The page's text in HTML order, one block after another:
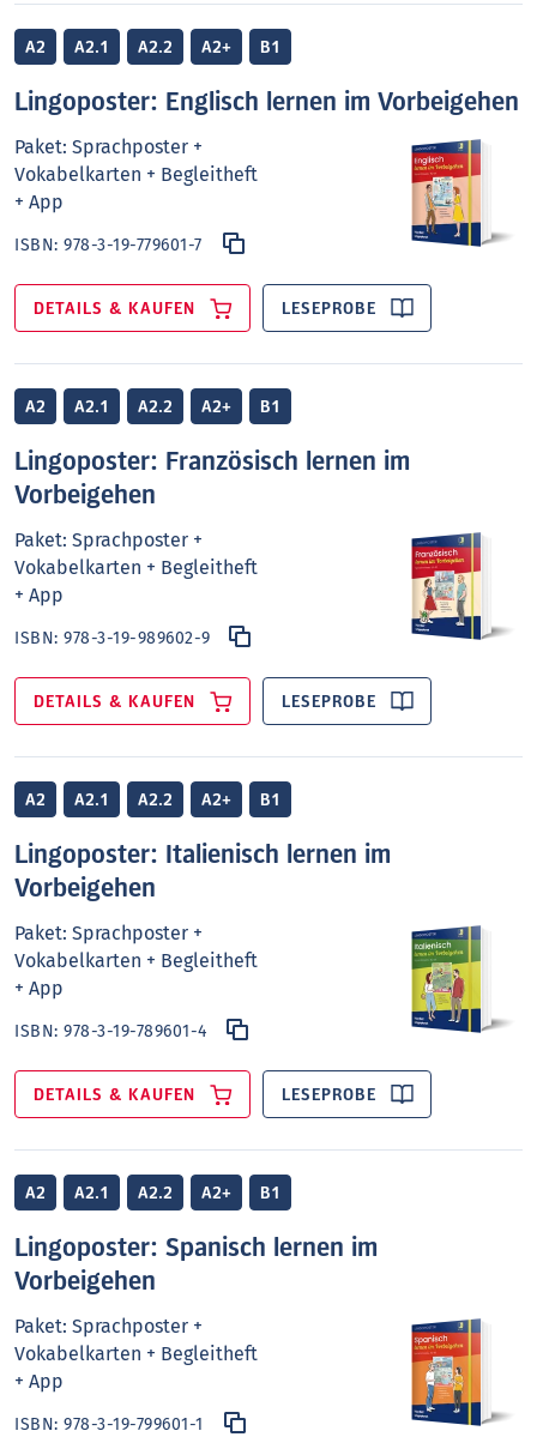
A2 A2.1 A2.2 A2+ B1
Lingoposter: Englisch lernen im Vorbeigehen
Paket: Sprachposter +
Vokabelkarten + Begleitheft
+ App
ISBN:978-3-19-779601-7
DETAILS & KAUFEN LESEPROBE
A2 A2.1 A2.2 A2+ B1
Lingoposter: Französisch lernen im
Vorbeigehen
Paket: Sprachposter +
Vokabelkarten + Begleitheft
+ App
ISBN:978-3-19-989602-9
DETAILS & KAUFEN LESEPROBE
A2 A2.1 A2.2 A2+ B1
Lingoposter: Italienisch lernen im
Vorbeigehen
Paket: Sprachposter +
Vokabelkarten + Begleitheft
+ App
ISBN:978-3-19-789601-4
DETAILS & KAUFEN LESEPROBE
A2 A2.1 A2.2 A2+ B1
Lingoposter: Spanisch lernen im
Vorbeigehen
Paket: Sprachposter +
Vokabelkarten + Begleitheft
+ App
ISBN:978-3-19-799601-1